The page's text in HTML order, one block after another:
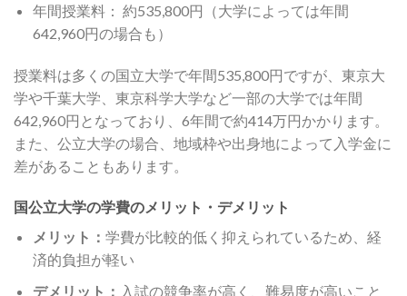
年間授業料： 約535,800円（大学によっては年間
642,960円の場合も）
授業料は多くの国立大学で年間535,800円ですが、東京大
学や千葉大学、東京科学大学など一部の大学では年間
642,960円となっており、6年間で約414万円かかります。
また、公立大学の場合、地域枠や出身地によって入学金に
差があることもあります。
国公立大学の学費のメリット・デメリット
メリット： 学費が比較的低く抑えられているため、経
済的負担が軽い
デメリット： 入試の競争率が高く、難易度が高いこと